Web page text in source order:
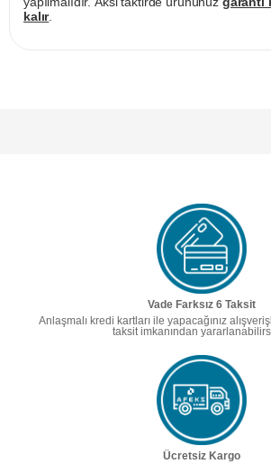
kalır.
Vade Farksız 6 Taksit
Anlaşmalı kredi kartları ile yapacağınız
taksit imkanından
Ücretsiz Kargo